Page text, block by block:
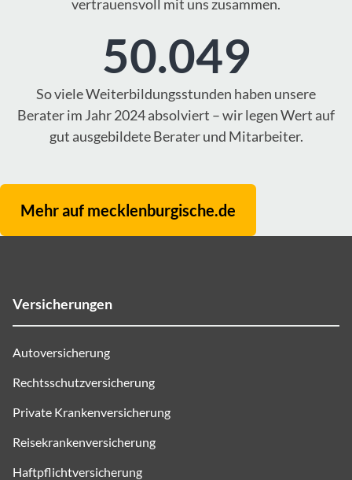
vertrauensvoll mit uns zusammen.
50.049
So viele Weiterbildungsstunden haben unsere
Berater im Jahr 2024 absolviert – wir legen Wert auf
gut ausgebildete Berater und Mitarbeiter.
Mehr auf mecklenburgische.de
Versicherungen
Autoversicherung
Rechtsschutzversicherung
Private Krankenversicherung
Reisekrankenversicherung
Haftpflichtversicherung